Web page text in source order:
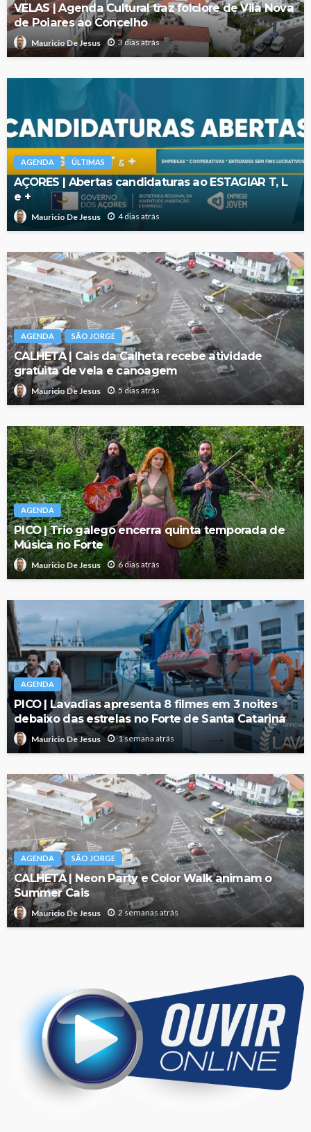
VELAS | Agenda Cultural traz folclore de Vila Nova
de Poiares ao Concelho
Mauricio De Jesus 3 dias atrás
AGENDA ÚLTIMAS
AÇORES | Abertas candidaturas ao ESTAGIAR T, L
e +
Mauricio De Jesus 4 dias atrás
AGENDA SÃO JORGE
CALHETA | Cais da Calheta recebe atividade
gratuita de vela e canoagem
Mauricio De Jesus 5 dias atrás
AGENDA
PICO | Trio galego encerra quinta temporada de
Música no Forte
Mauricio De Jesus 6 dias atrás
AGENDA
PICO | Lavadias apresenta 8 filmes em 3 noites
debaixo das estrelas no Forte de Santa Catarina
Mauricio De Jesus 1 semana atrás
AGENDA SÃO JORGE
CALHETA | Neon Party e Color Walk animam o
Summer Cais
Mauricio De Jesus 2 semanas atrás